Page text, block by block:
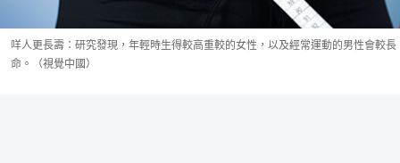
咩人更長壽：研究發現，年輕時生得較高重較的女性，以及經常運動的男性會較長
命。（視覺中國）